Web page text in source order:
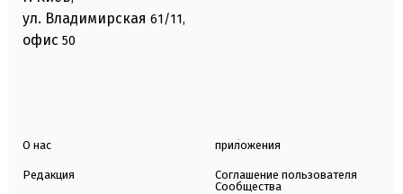
ул. Владимирская 61/11,
офис 50
О нас
Редакция
приложения
Соглашение пользователя
Сообщества